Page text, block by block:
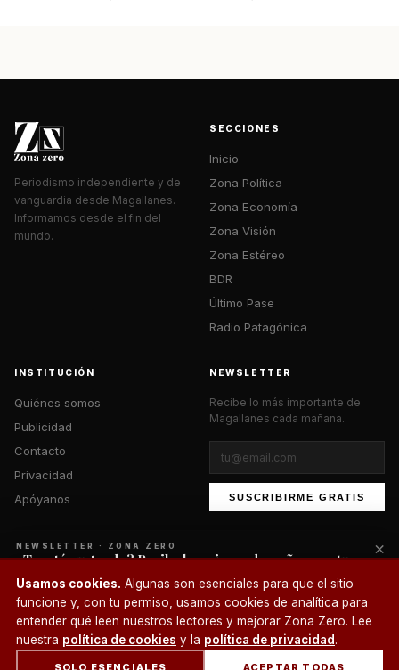
Periodismo independiente y de
vanguardia desde Magallanes.
Informamos desde el fin del
mundo.
SECCIONES
Inicio
Zona Política
Zona Economía
Zona Visión
Zona Estéreo
BDR
Último Pase
Radio Patagónica
INSTITUCIÓN
Quiénes somos
Publicidad
Contacto
Privacidad
Apóyanos
NEWSLETTER
Recibe lo más importante de
Magallanes cada mañana.
SUSCRIBIRME GRATIS
© 2026 Zona Zero Media. Todos los derechos reservados.
Usamos cookies. Algunas son esenciales para que el sitio
funcione y, con tu permiso, usamos cookies de analítica para
entender qué leen nuestros lectores y mejorar Zona Zero. Lee
nuestra política de cookies y la política de privacidad.
SOLO ESENCIALES ACEPTAR TODAS
¿Un café?
NEWSLETTER · ZONA ZERO
¿Te está gustando? Recibe lo mejor cada mañana en tu
correo.
SUSCRIBIRME
×